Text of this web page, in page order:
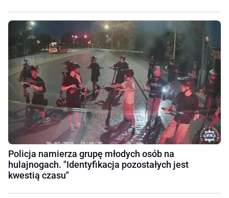
Policja namierza grupę młodych osób na
hulajnogach. "Identyfikacja pozostałych jest
kwestią czasu"